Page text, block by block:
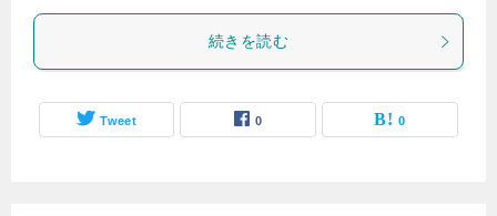
続きを読む
Tweet 0 0